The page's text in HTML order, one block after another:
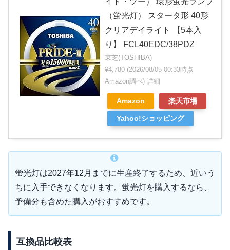
（蛍光灯） スタータ形 40形
クリアデイライト 【5本入
り】 FCL40EDC/38PDZ
東芝(TOSHIBA)
¥4,780 (2026/08/05 00:33時点
Amazon調べ) 詳細
Amazon 楽天市場
Yahoo!ショッピング
蛍光灯は2027年12月までに生産終了するため、近いう
ちに入手できなくなります。蛍光灯を購入するなら、
予備分も含めた購入がおすすめです。
互換品比較表